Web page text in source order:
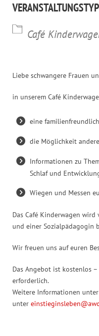
VERANSTALTUNGSTYP
Café
Liebe schwangere Frauen
in unserem Café
eine
die Möglichkeit
Informationen zu
Schlaf und
Wiegen und Messen
Das Café Kinderwagen
und einer Sozialpädagogin
Wir freuen uns auf euren
Das Angebot ist kostenlos
erforderlich.
Weitere Informationen
unter